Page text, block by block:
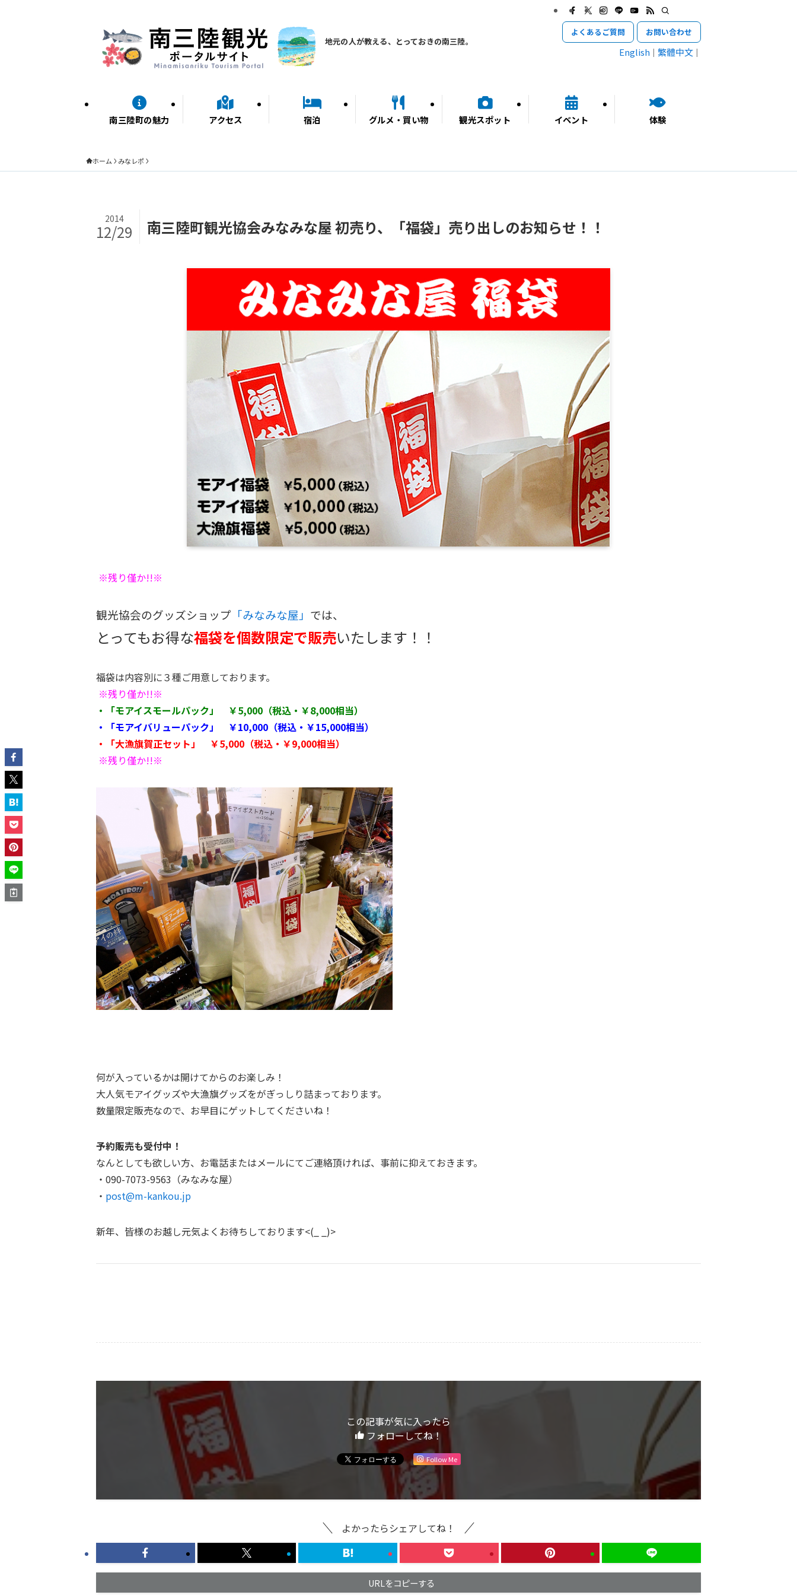
地元の人が教える、とっておきの南三陸。
南三陸町の魅力 アクセス 宿泊 グルメ・買い物 観光スポット イベント 体験
よくあるご質問 お問い合わせ
English 繁體中文
ホーム みなレポ
南三陸町観光協会みなみな屋 初売り、「福袋」売り出しのお知らせ！！
2014
12/29
※残り僅か!!※
観光協会のグッズショップ 「みなみな屋」 では、
とってもお得な福袋を個数限定で販売いたします！！
福袋は内容別に３種ご用意しております。
※残り僅か!!※
・「モアイスモールパック」 ￥5,000（税込・￥8,000相当）
・「モアイバリューパック」 ￥10,000（税込・￥15,000相当）
・「大漁旗賀正セット」 ￥5,000（税込・￥9,000相当）
※残り僅か!!※
何が入っているかは開けてからのお楽しみ！
大人気モアイグッズや大漁旗グッズをがぎっしり詰まっております。
数量限定販売なので、お早目にゲットしてくださいね！
予約販売も受付中！
なんとしても欲しい方、お電話またはメールにてご連絡頂ければ、事前に抑えておきます。
・090-7073-9563（みなみな屋）
・ post@m-kankou.jp
新年、皆様のお越し元気よくお待ちしております<(_ _)>
この記事が気に入ったら
フォローしてね！
Follow Me
よかったらシェアしてね！
URLをコピーする